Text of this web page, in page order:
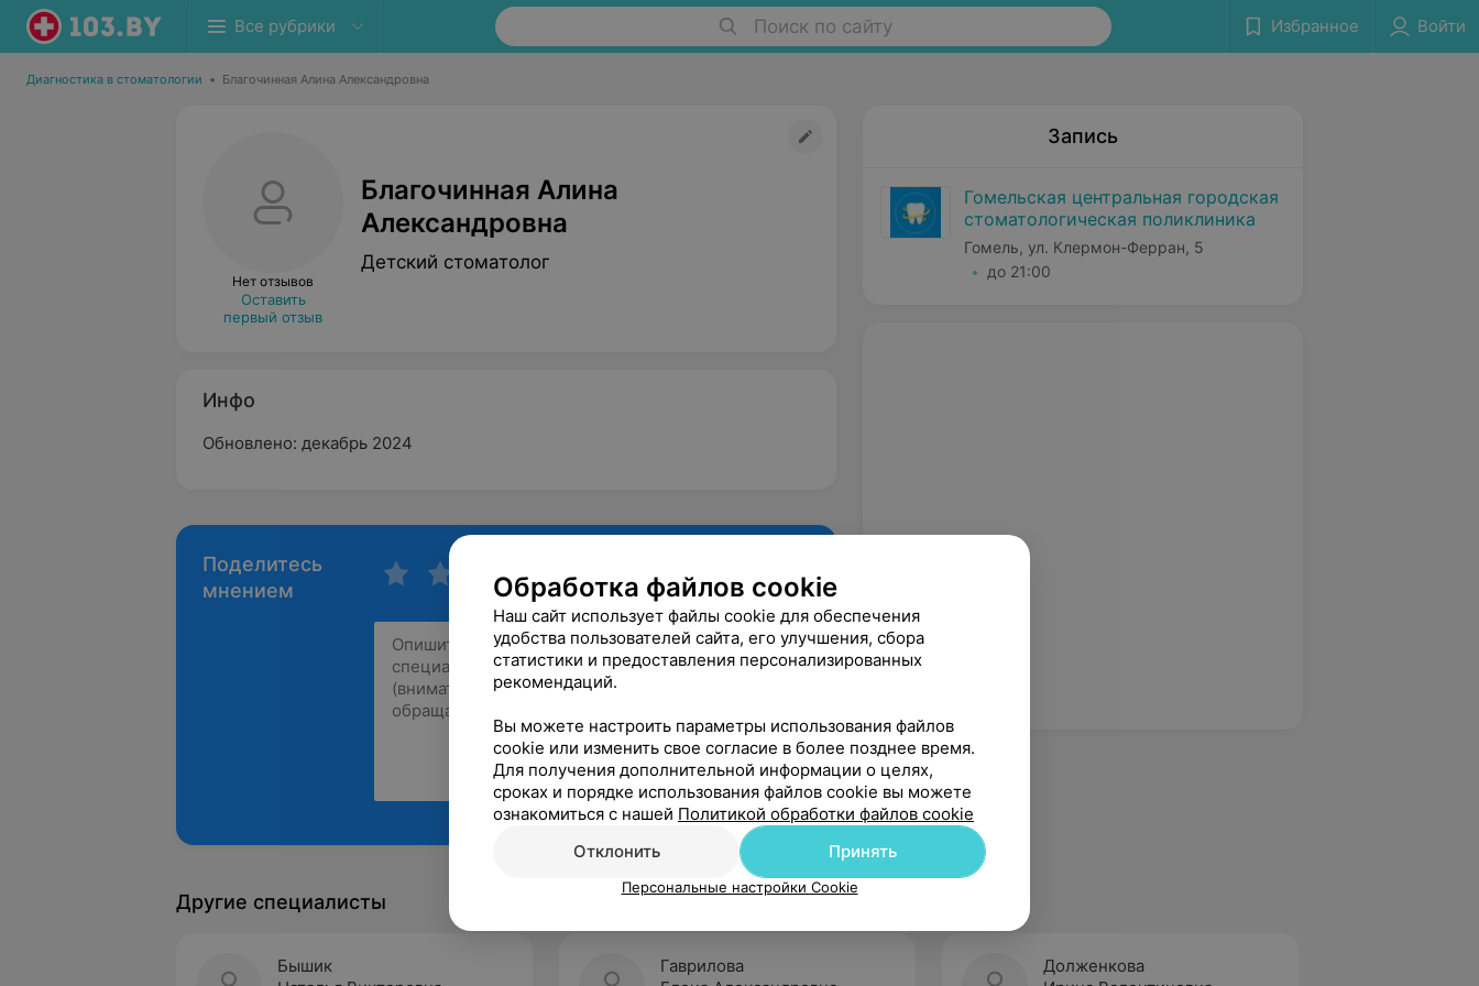
Все рубрики Поиск по сайту Избранное Войти
Диагностика в стоматологии • Благочинная Алина Александровна
Нет отзывов
Оставить
первый отзыв
Благочинная Алина
Александровна
Детский стоматолог
Инфо
Обновлено: декабрь 2024
Поделитесь
мнением
Рекомендую
Запись
Гомельская центральная городская
стоматологическая поликлиника
Гомель, ул. Клермон-Ферран, 5
до 21:00
Другие специалисты
Бышик
Гаврилова
Долженкова
Обработка файлов cookie
Наш сайт использует файлы cookie для обеспечения
удобства пользователей сайта, его улучшения, сбора
статистики и предоставления персонализированных
рекомендаций.
Вы можете настроить параметры использования файлов
cookie или изменить свое согласие в более позднее время.
Для получения дополнительной информации о целях,
сроках и порядке использования файлов cookie вы можете
ознакомиться с нашей Политикой обработки файлов cookie
Отклонить
Принять
Персональные настройки Cookie